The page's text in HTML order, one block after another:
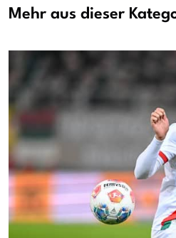
Mehr aus dieser